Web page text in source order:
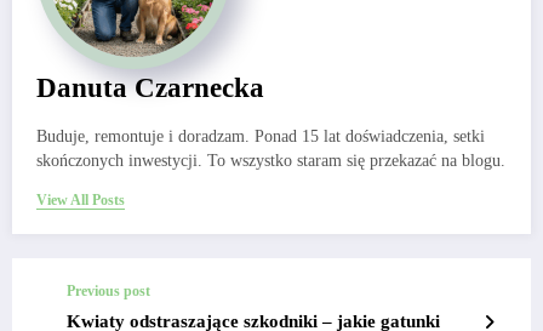
Danuta Czarnecka
Buduje, remontuje i doradzam. Ponad 15 lat doświadczenia, setki
skończonych inwestycji. To wszystko staram się przekazać na blogu.
View All Posts
Previous post
Kwiaty odstraszające szkodniki – jakie gatunki